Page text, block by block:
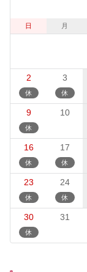
日 月
2 3
9 10
16 17
23 24
30 31